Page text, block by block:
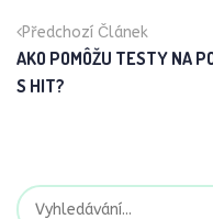
Předchozí Článek
AKO POMÔŽU TESTY NA
S HIT?